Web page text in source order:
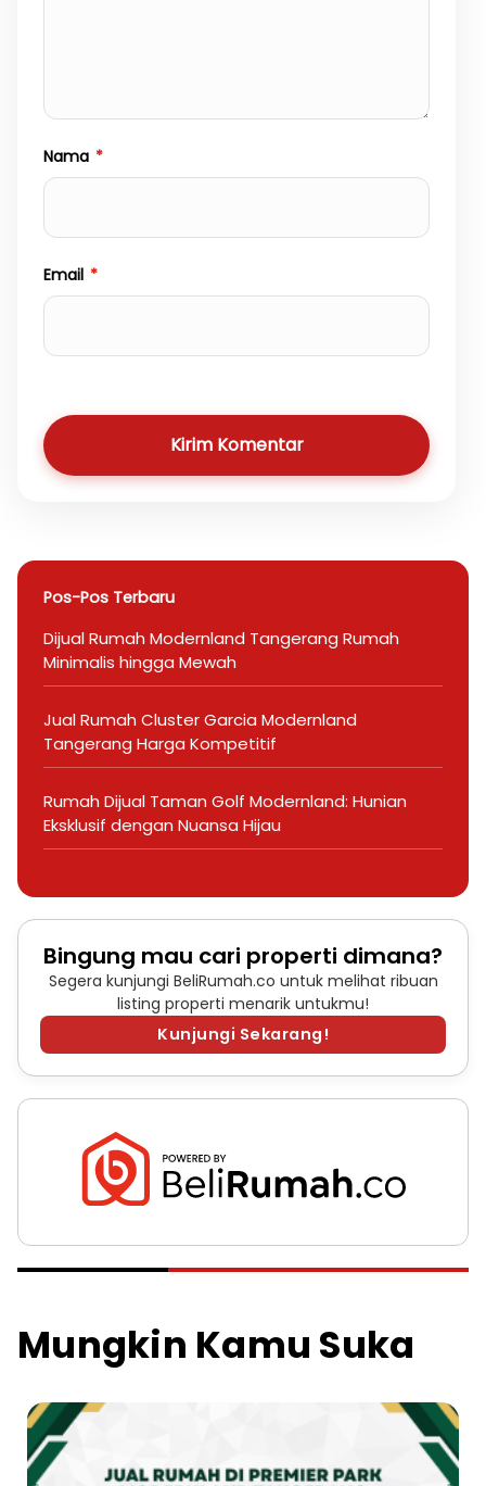
Nama *
Email *
Kirim Komentar
Pos-Pos Terbaru
Dijual Rumah Modernland Tangerang Rumah
Minimalis hingga Mewah
Jual Rumah Cluster Garcia Modernland
Tangerang Harga Kompetitif
Rumah Dijual Taman Golf Modernland: Hunian
Eksklusif dengan Nuansa Hijau
Bingung mau cari properti dimana?
Segera kunjungi BeliRumah.co untuk melihat ribuan
listing properti menarik untukmu!
Kunjungi Sekarang!
Mungkin Kamu Suka